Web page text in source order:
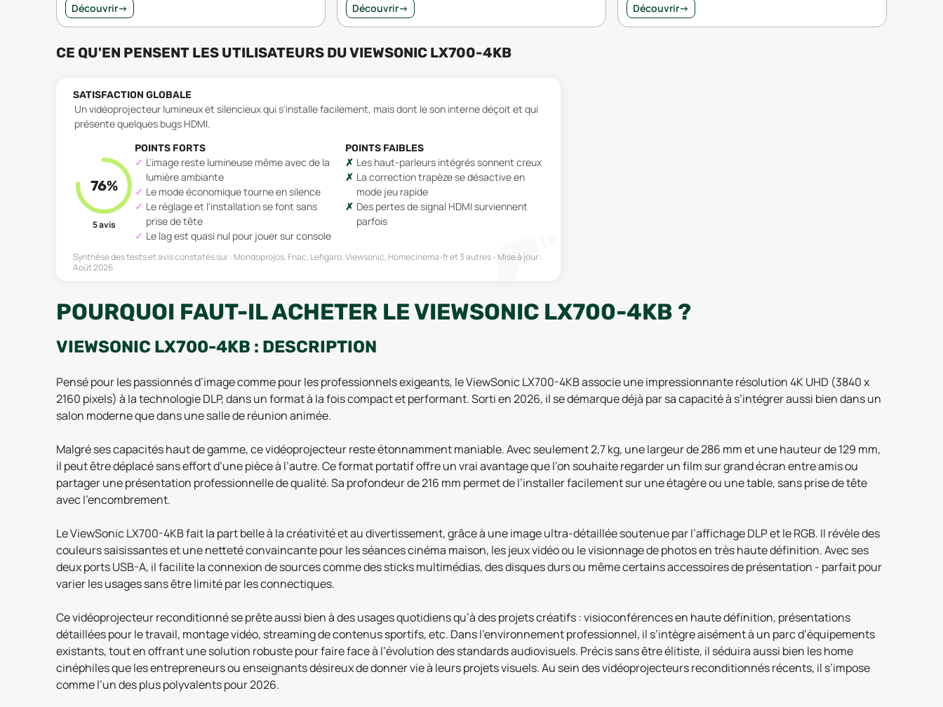
Découvrir→
Découvrir→ Découvrir→
CE QU'EN PENSENT LES UTILISATEURS DUVIEWSONIC LX700-4KB
SATISFACTION GLOBALE
Un vidéoprojecteur lumineux et silencieux qui s'installe facilement, mais dont le son interne déçoit et qui
présente quelques bugs HDMI.
76%
5avis
POINTS FORTS
L'image reste lumineuse même avec de la
lumière ambiante
Le mode économique tourne en silence
Le réglage et l'installation se font sans
prise de tête
Le lag est quasi nul pour jouer sur console
POINTS FAIBLES
Les haut-parleurs intégrés sonnent creux
La correction trapèze se désactive en
mode jeu rapide
Des pertes de signal HDMI surviennent
parfois
Synthèse des tests et avis constatés sur : Mondoprojos, Fnac, Lefigaro, Viewsonic, Homecinema-fret 3 autres Mise à jour :
Août 2026
POURQUOI FAUT-IL ACHETER LE VIEWSONIC LX700-4KB ?
VIEWSONIC LX700-4KB : DESCRIPTION
Pensé pour les passionnés d’image comme pour les professionnels exigeants, le ViewSonic LX700-4KB associe une impressionnante résolution 4K UHD (3840 x
2160 pixels) à la technologie DLP, dans un format à la fois compact et performant. Sorti en 2026, il se démarque déjà par sa capacité à s’intégrer aussi bien dans un
salon moderne que dans une salle de réunion animée.
Malgré ses capacités haut de gamme, ce vidéoprojecteur reste étonnamment maniable. Avec seulement 2,7 kg, une largeur de 286 mm et une hauteur de 129 mm,
il peut être déplacé sans effort d’une pièce à l’autre. Ce format portatif offre un vrai avantage que l’on souhaite regarder un film sur grand écran entre amis ou
partager une présentation professionnelle de qualité. Sa profondeur de 216 mm permet de l’installer facilement sur une étagère ou une table, sans prise de tête
avec l’encombrement.
Le ViewSonic LX700-4KB fait la part belle à la créativité et au divertissement, grâce à une image ultra-détaillée soutenue par l’affichage DLP et le RGB. Il révèle des
couleurs saisissantes et une netteté convaincante pour les séances cinéma maison, les jeux vidéo ou le visionnage de photos en très haute définition. Avec ses
deux ports USB-A, il facilite la connexion de sources comme des sticks multimédias, des disques durs ou même certains accessoires de présentation - parfait pour
varier les usages sans être limité par les connectiques.
Ce vidéoprojecteur reconditionné se prête aussi bien à des usages quotidiens qu’à des projets créatifs : visioconférences en haute définition, présentations
détaillées pour le travail, montage vidéo, streaming de contenus sportifs, etc. Dans l’environnement professionnel, il s’intègre aisément à un parc d’équipements
existants, tout en offrant une solution robuste pour faire face à l’évolution des standards audiovisuels. Précis sans être élitiste, il séduira aussi bien les home
cinéphiles que les entrepreneurs ou enseignants désireux de donner vie à leurs projets visuels. Au sein des vidéoprojecteurs reconditionnés récents, il s’impose
comme l’un des plus polyvalents pour 2026.